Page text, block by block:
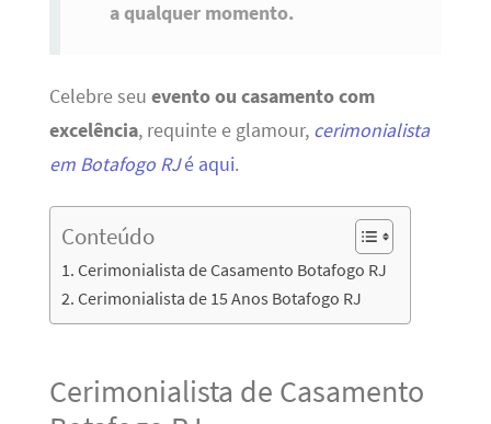
a qualquer momento.
Celebre seu evento ou casamento com
excelência, requinte e glamour, cerimonialista
em Botafogo RJé aqui.
Conteúdo
Cerimonialista de Casamento Botafogo RJ
Cerimonialista de 15 Anos Botafogo RJ
Cerimonialista de Casamento